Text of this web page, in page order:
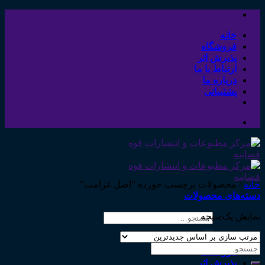
Skip
contentخانه
فروشگاه
پذیرش اثر
ارتباط با ما
درباره ما
پشتیبانی
جستجو
خانه
فروشگاه
پذیرش اثر
خانه /محصولات برچسب خورده “اصل غرامت”
دسته‌های محصولات
نمایش یک نتیجه
جستجو